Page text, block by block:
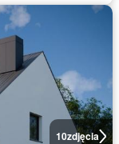
10zdjęcia